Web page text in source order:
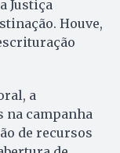
Justiça
Houve,
a
na campanha
de recursos